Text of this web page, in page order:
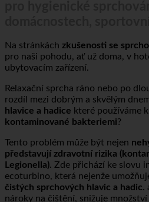
Na stránkáchzkušenosti se
pro naši pohodu, ať už doma, v
Relaxační sprcha ráno nebo po
rozdíl mezi dobrým a skvělým
hlavice a hadice které používáme k
Tento problém může být nejen
představují zdravotní rizika
Legionella).
Zde přichází ke slovu
ecoturbino, která nejenže
čistých sprchových hlavic a hadic.